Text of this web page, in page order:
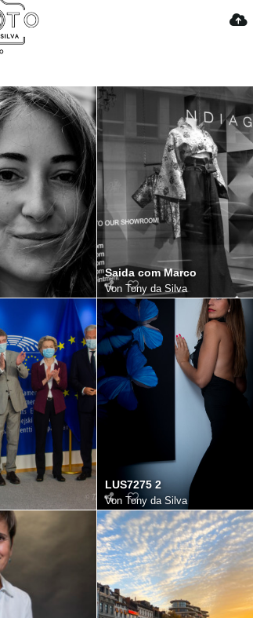
Saida com Marco
Von Tony da Silva
LUS7275 2
Von Tony da Silva